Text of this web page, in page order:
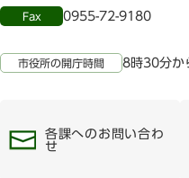
Fax 0955-72-9180
市役所の開庁時間 8時30分か
各課へのお問い合わ
せ